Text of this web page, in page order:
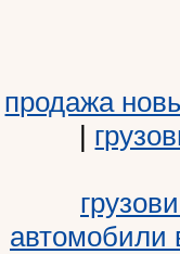
продажа
|
автомобили